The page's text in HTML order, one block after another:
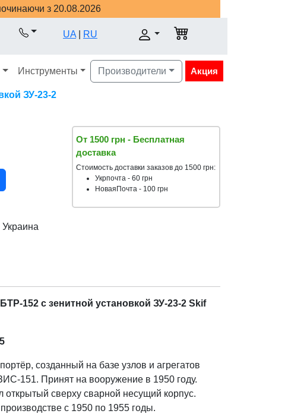
з 20.08.2026
UA RU
Инструменты Производители Акция
ЗУ-23-2
Украина
От 1500 грн - Бесплатная
доставка
Стоимость доставки заказов до 1500 грн:
Укрпочта - 60 грн
НоваяПочта - 100 грн
152 с зенитной установкой ЗУ-23-2 Skif
созданный на базе узлов и агрегатов
151. Принят на вооружение в 1950 году.
открытый сверху сварной несущий корпус.
с 1950 по 1955 годы.